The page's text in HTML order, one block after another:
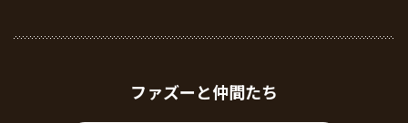
ファズーと仲間たち